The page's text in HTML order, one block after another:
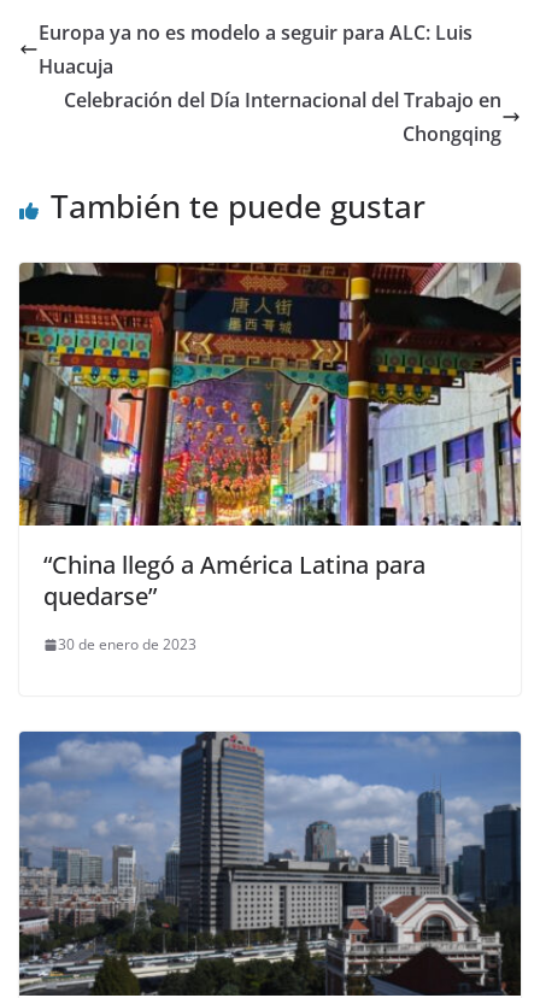
Europa ya no es modelo a seguir para ALC: Luis
Huacuja
Celebración del Día Internacional del Trabajo en
Chongqing
También te puede gustar
“China llegó a América Latina para
quedarse”
30 de enero de 2023